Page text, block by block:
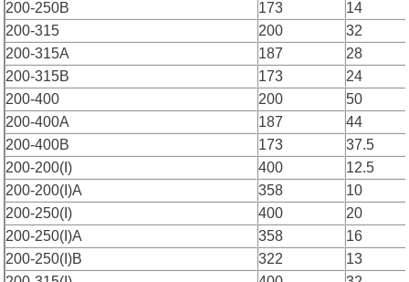
200-250B 173
14
200-315
200
32
200-315A
187
28
200-315B
173
24
200-400
200
50
200-400A
187
44
200-400B
173
37.5
200-200(I)
400
12.5
200-200(I)A
358
10
200-250(I)
400
20
200-250(I)A
358
16
200-250(I)B
322
13